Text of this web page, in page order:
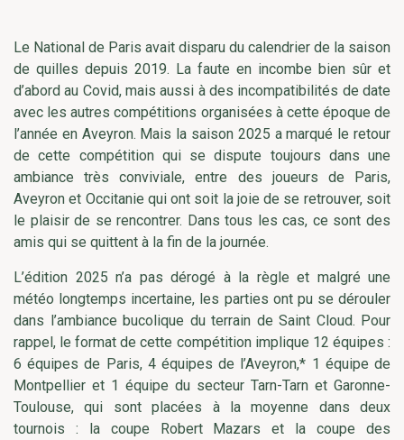
Le National de Paris avait disparu du calendrier de la saison
de quilles depuis 2019. La faute en incombe bien sûr et
d’abord au Covid, mais aussi à des incompatibilités de date
avec les autres compétitions organisées à cette époque de
l’année en Aveyron. Mais la saison 2025 a marqué le retour
de cette compétition qui se dispute toujours dans une
ambiance très conviviale, entre des joueurs de Paris,
Aveyron et Occitanie qui ont soit la joie de se retrouver, soit
le plaisir de se rencontrer. Dans tous les cas, ce sont des
amis qui se quittent à la fin de la journée.
L’édition 2025 n’a pas dérogé à la règle et malgré une
météo longtemps incertaine, les parties ont pu se dérouler
dans l’ambiance bucolique du terrain de Saint Cloud. Pour
rappel, le format de cette compétition implique 12 équipes :
6 équipes de Paris, 4 équipes de l’Aveyron,* 1 équipe de
Montpellier et 1 équipe du secteur Tarn-Tarn et Garonne-
Toulouse, qui sont placées à la moyenne dans deux
tournois : la coupe Robert Mazars et la coupe des